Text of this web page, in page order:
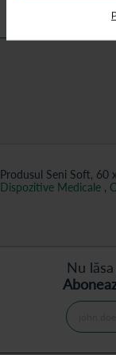
Produsul Seni Soft, 60
Dispozitive Medicale ,
Nu